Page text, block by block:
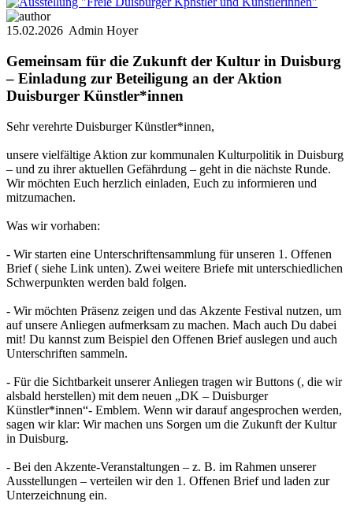
15.02.2026 Admin Hoyer
Gemeinsam für die Zukunft der Kultur in Duisburg
– Einladung zur Beteiligung an der Aktion
Duisburger Künstler*innen
Sehr verehrte Duisburger Künstler*innen,
unsere vielfältige Aktion zur kommunalen Kulturpolitik in Duisburg
– und zu ihrer aktuellen Gefährdung – geht in die nächste Runde.
Wir möchten Euch herzlich einladen, Euch zu informieren und
mitzumachen.
Was wir vorhaben:
- Wir starten eine Unterschriftensammlung für unseren 1. Offenen
Brief ( siehe Link unten). Zwei weitere Briefe mit unterschiedlichen
Schwerpunkten werden bald folgen.
- Wir möchten Präsenz zeigen und das Akzente Festival nutzen, um
auf unsere Anliegen aufmerksam zu machen. Mach auch Du dabei
mit! Du kannst zum Beispiel den Offenen Brief auslegen und auch
Unterschriften sammeln.
- Für die Sichtbarkeit unserer Anliegen tragen wir Buttons (, die wir
alsbald herstellen) mit dem neuen „DK – Duisburger
Künstler*innen“- Emblem. Wenn wir darauf angesprochen werden,
sagen wir klar: Wir machen uns Sorgen um die Zukunft der Kultur
in Duisburg.
- Bei den Akzente-Veranstaltungen – z. B. im Rahmen unserer
Ausstellungen – verteilen wir den 1. Offenen Brief und laden zur
Unterzeichnung ein.